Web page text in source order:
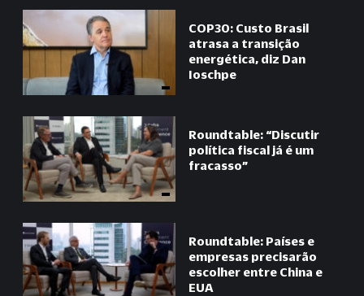
COP30: Custo Brasil
atrasa a transição
energética, diz Dan
Ioschpe
Roundtable: “Discutir
política fiscal já é um
fracasso”
Roundtable: Países e
empresas precisarão
escolher entre China e
EUA